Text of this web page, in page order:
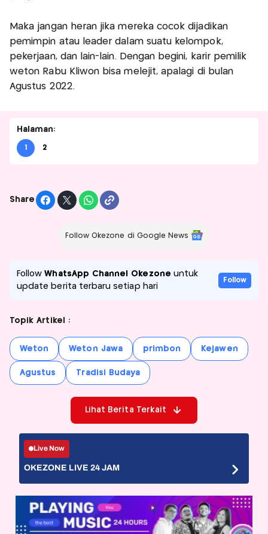
Maka jangan heran jika mereka cocok dijadikan
pemimpin atau leader dalam suatu kelompok,
pekerjaan, dan lain-lain. Dengan begini, karir pemilik
weton Rabu Kliwon bisa melejit, apalagi di bulan
Agustus 2022.
Halaman:
1 2
Share
Follow Okezone di Google News
FollowWhatsApp Channel Okezone untuk
update berita terbaru setiap hari
Follow
Topik Artikel :
Weton Weton Jawa primbon Kejawen
Agustus Tradisi Budaya
Lihat Berita Terkait
Live Now
OKEZONE LIVE 24 JAM